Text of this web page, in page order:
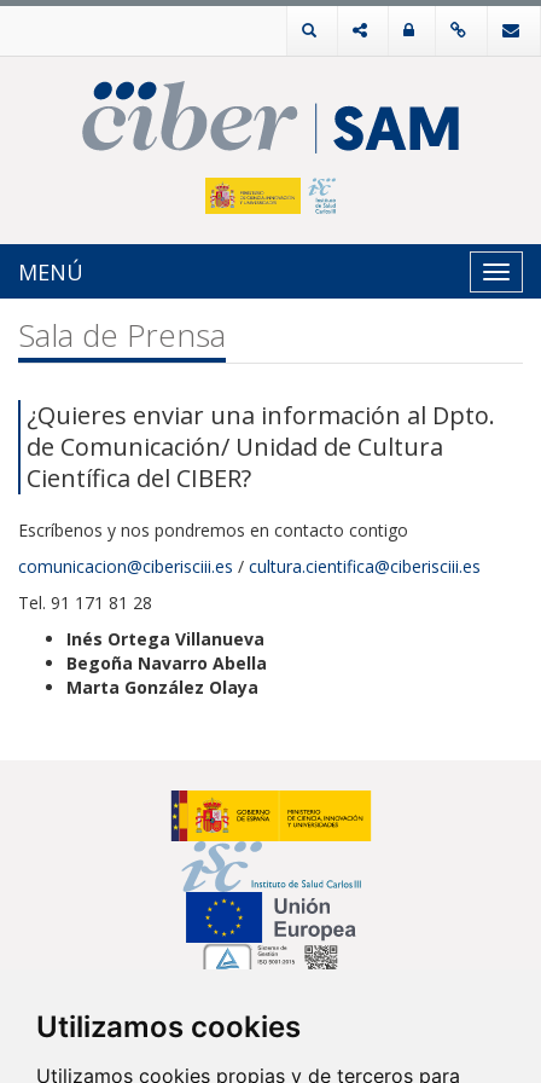
Utilizamos cookies
Utilizamos cookies propias y de terceros para
MENÚ
Sala de Prensa
¿Quieres enviar una información al Dpto.
de Comunicación/ Unidad de Cultura
Científica del CIBER?
Escríbenos y nos pondremos en contacto contigo
comunicacion@ciberisciii.es / cultura.cientifica@ciberisciii.es
Tel. 91 171 81 28
Inés Ortega Villanueva
Begoña Navarro Abella
Marta González Olaya
Síguenos en...